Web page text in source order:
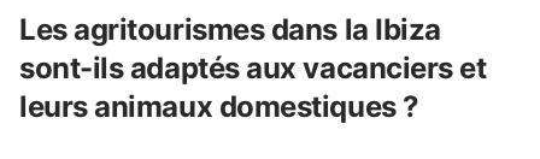
Les agritourismes dans la Ibiza
sont-ils adaptés aux vacanciers et
leurs animaux domestiques ?